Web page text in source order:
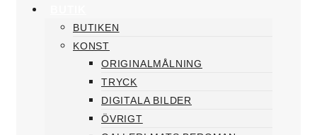
BUTIKEN
KONST
ORIGINALMÅLNING
TRYCK
DIGITALA BILDER
ÖVRIGT